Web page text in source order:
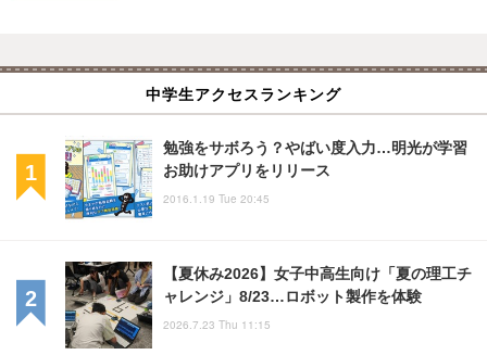
中学生アクセスランキング
勉強をサボろう？やばい度入力…明光が学習
お助けアプリをリリース
2016.1.19 Tue 20:45
【夏休み2026】女子中高生向け「夏の理工チ
ャレンジ」8/23…ロボット製作を体験
2026.7.23 Thu 11:15